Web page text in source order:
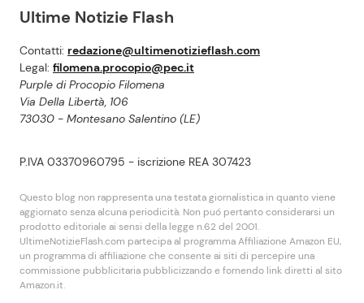
Ultime Notizie Flash
Contatti: redazione@ultimenotizieflash.com
Legal: filomena.procopio@pec.it
Purple di Procopio Filomena
Via Della Libertà, 106
73030 - Montesano Salentino (LE)
P.IVA 03370960795 - iscrizione REA 307423
Questo blog non rappresenta una testata giornalistica in quanto viene
aggiornato senza alcuna periodicità. Non puó pertanto considerarsi un
prodotto editoriale ai sensi della legge n.62 del 2001.
UltimeNotizieFlash.com partecipa al programma Affiliazione Amazon EU,
un programma di affiliazione che consente ai siti di percepire una
commissione pubblicitaria pubblicizzando e fornendo link diretti al sito
Amazon.it.